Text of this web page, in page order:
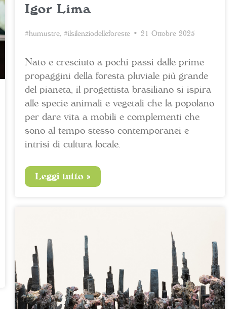
Igor Lima
#humustre, #ilsilenziodelleforeste • 21 Ottobre 2025
Nato e cresciuto a pochi passi dalle prime
propaggini della foresta pluviale più grande
del pianeta, il progettista brasiliano si ispira
alle specie animali e vegetali che la popolano
per dare vita a mobili e complementi che
sono al tempo stesso contemporanei e
intrisi di cultura locale.
Leggi tutto »